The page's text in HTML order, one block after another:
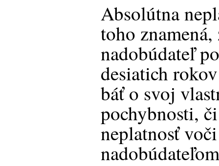
Absolútna
toho
nadobúdateľ
desiatich
báť o svoj
pochybnosti,
neplatnosť